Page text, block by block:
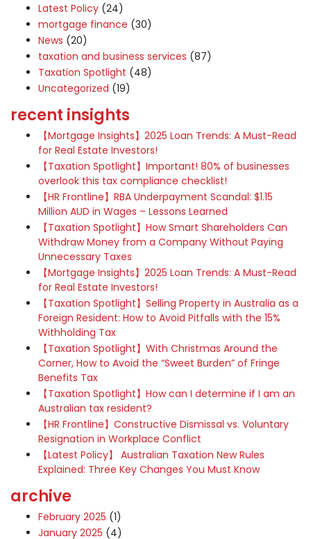
Latest Policy (24)
mortgage finance (30)
News (20)
taxation and business services (87)
Taxation Spotlight (48)
Uncategorized (19)
recent insights
【Mortgage Insights】2025 Loan Trends: A Must-Read
for Real Estate Investors!
【Taxation Spotlight】Important! 80% of businesses
overlook this tax compliance checklist!
【HR Frontline】RBA Underpayment Scandal: $1.15
Million AUD in Wages – Lessons Learned
【Taxation Spotlight】How Smart Shareholders Can
Withdraw Money from a Company Without Paying
Unnecessary Taxes
【Mortgage Insights】2025 Loan Trends: A Must-Read
for Real Estate Investors!
【Taxation Spotlight】Selling Property in Australia as a
Foreign Resident: How to Avoid Pitfalls with the 15%
Withholding Tax
【Taxation Spotlight】With Christmas Around the
Corner, How to Avoid the “Sweet Burden” of Fringe
Benefits Tax
【Taxation Spotlight】How can I determine if I am an
Australian tax resident?
【HR Frontline】Constructive Dismissal vs. Voluntary
Resignation in Workplace Conflict
【Latest Policy】 Australian Taxation New Rules
Explained: Three Key Changes You Must Know
archive
February 2025 (1)
January 2025 (4)